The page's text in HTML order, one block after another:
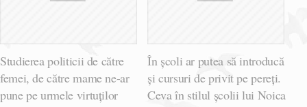
Studierea politicii de către
femei, de către mame ne-ar
pune pe urmele virtuților
În școli ar putea să introducă
și cursuri de privit pe pereți.
Ceva în stilul școlii lui Noica